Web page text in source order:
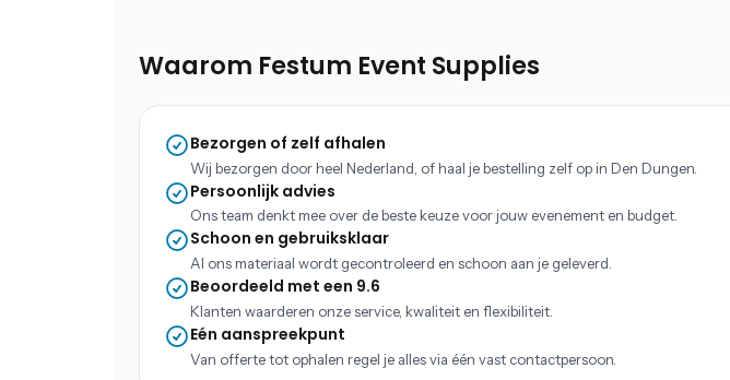
Waarom Festum Event Supplies
Bezorgen of zelf afhalen
Wij bezorgen door heel Nederland, of haal je bestelling zelf op in Den Dungen.
Persoonlijk advies
Ons team denkt mee over de beste keuze voor jouw evenement en budget.
Schoon en gebruiksklaar
Al ons materiaal wordt gecontroleerd en schoon aan je geleverd.
Beoordeeld met een 9.6
Klanten waarderen onze service, kwaliteit en flexibiliteit.
Eén aanspreekpunt
Van offerte tot ophalen regel je alles via één vast contactpersoon.